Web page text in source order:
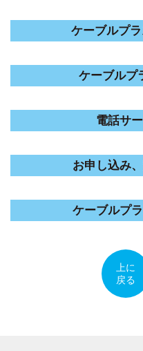
ケーブルプ
ケーブルプ
電話サ
お申し込み
ケーブルプ
上に
戻る